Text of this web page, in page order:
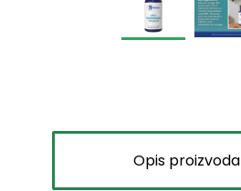
Opis proizvoda